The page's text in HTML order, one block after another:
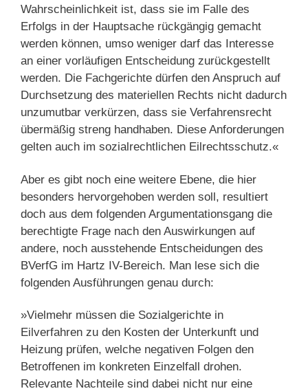
Wahrscheinlichkeit ist, dass sie im Falle des
Erfolgs in der Hauptsache rückgängig gemacht
werden können, umso weniger darf das Interesse
an einer vorläufigen Entscheidung zurückgestellt
werden. Die Fachgerichte dürfen den Anspruch auf
Durchsetzung des materiellen Rechts nicht dadurch
unzumutbar verkürzen, dass sie Verfahrensrecht
übermäßig streng handhaben. Diese Anforderungen
gelten auch im sozialrechtlichen Eilrechtsschutz.«
Aber es gibt noch eine weitere Ebene, die hier
besonders hervorgehoben werden soll, resultiert
doch aus dem folgenden Argumentationsgang die
berechtigte Frage nach den Auswirkungen auf
andere, noch ausstehende Entscheidungen des
BVerfG im Hartz IV-Bereich. Man lese sich die
folgenden Ausführungen genau durch:
»Vielmehr müssen die Sozialgerichte in
Eilverfahren zu den Kosten der Unterkunft und
Heizung prüfen, welche negativen Folgen den
Betroffenen im konkreten Einzelfall drohen.
Relevante Nachteile sind dabei nicht nur eine